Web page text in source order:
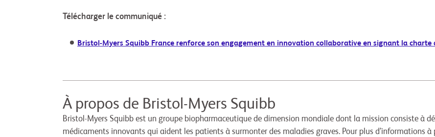
Télécharger le communiqué :
Bristol-Myers Squibb France renforce son engagement en innovation collaborative en signant la
À propos de Bristol-Myers Squibb
Bristol-Myers Squibb est un groupe biopharmaceutique de dimension mondiale dont la mission consiste à
médicaments innovants qui aident les patients à surmonter des maladies graves. Pour plus d’informations